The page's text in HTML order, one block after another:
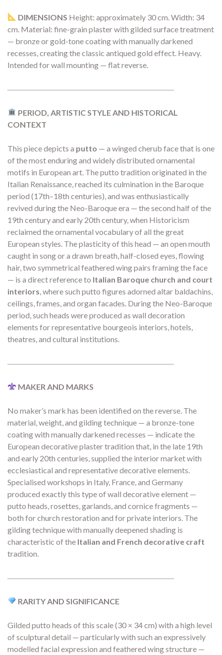
DIMENSIONS Height: approximately 30 cm. Width: 34
cm. Material: fine-grain plaster with gilded surface treatment
— bronze or gold-tone coating with manually darkened
recesses, creating the classic antiqued gold effect. Heavy.
Intended for wall mounting — flat reverse.
―――――――――――――――――――――
PERIOD, ARTISTIC STYLE AND HISTORICAL
CONTEXT
This piece depicts a putto — a winged cherub face that is one
of the most enduring and widely distributed ornamental
motifs in European art. The putto tradition originated in the
Italian Renaissance, reached its culmination in the Baroque
period (17th–18th centuries), and was enthusiastically
revived during the Neo-Baroque era — the second half of the
19th century and early 20th century, when Historicism
reclaimed the ornamental vocabulary of all the great
European styles. The plasticity of this head — an open mouth
caught in song or a drawn breath, half-closed eyes, flowing
hair, two symmetrical feathered wing pairs framing the face
— is a direct reference to Italian Baroque church and court
interiors, where such putto figures adorned altar baldachins,
ceilings, frames, and organ facades. During the Neo-Baroque
period, such heads were produced as wall decoration
elements for representative bourgeois interiors, hotels,
theatres, and cultural institutions.
―――――――――――――――――――――
MAKER AND MARKS
No maker’s mark has been identified on the reverse. The
material, weight, and gilding technique — a bronze-tone
coating with manually darkened recesses — indicate the
European decorative plaster tradition that, in the late 19th
and early 20th centuries, supplied the interior market with
ecclesiastical and representative decorative elements.
Specialised workshops in Italy, France, and Germany
produced exactly this type of wall decorative element —
putto heads, rosettes, garlands, and cornice fragments —
both for church restoration and for private interiors. The
gilding technique with manually deepened shading is
characteristic of the Italian and French decorative craft
tradition.
―――――――――――――――――――――
RARITY AND SIGNIFICANCE
Gilded putto heads of this scale (30 × 34 cm) with a high level
of sculptural detail — particularly with such an expressively
modelled facial expression and feathered wing structure —